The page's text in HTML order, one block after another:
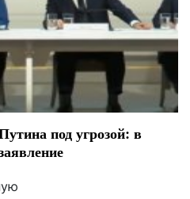
под угрозой: в